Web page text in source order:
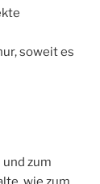
soweit es
zum